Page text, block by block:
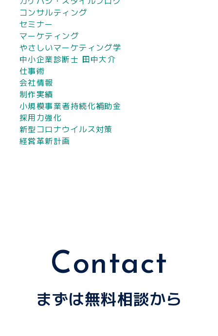
コンサルティング
セミナー
マーケティング
やさしいマーケティング学
中小企業診断士 田中大介
仕事術
会社情報
制作実績
小規模事業者持続化補助金
採用力強化
新型コロナウイルス対策
経営革新計画
Contact
まずは無料相談から